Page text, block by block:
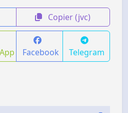
Copier (jvc)
Facebook Telegram